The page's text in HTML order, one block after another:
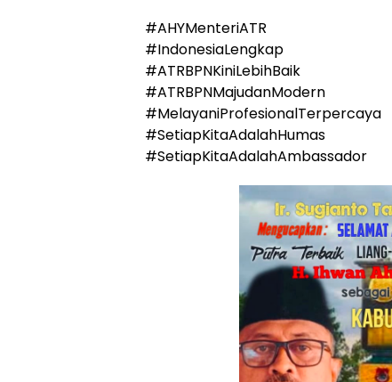
#AHYMenteriATR
#IndonesiaLengkap
#ATRBPNKiniLebihBaik
#ATRBPNMajudanModern
#MelayaniProfesionalTerpercaya
#SetiapKitaAdalahHumas
#SetiapKitaAdalahAmbassador